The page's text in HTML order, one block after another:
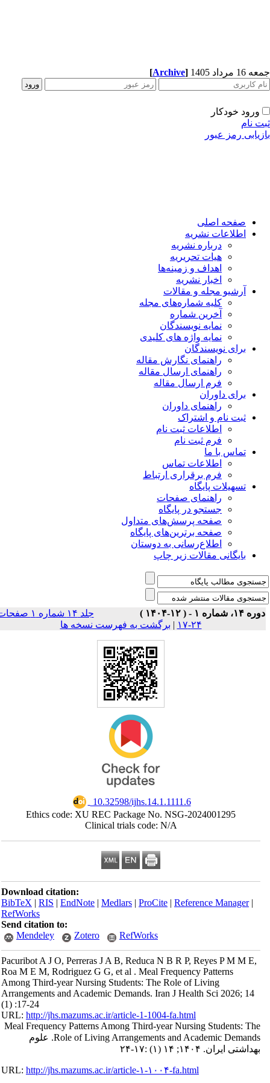
مرداد 1405 [Archive]
ورود خودکار
نام
رمز عبور
صفحه اصلی
اطلاعات نشریه
درباره نشریه
هیات تحریریه
اهداف و زمینه‌ها
اخبار نشریه
آرشیو مجله و مقالات
کلیه شماره‌های مجله
آخرین شماره
نمایه نویسندگان
نمایه واژه های کلیدی
برای نویسندگان
راهنمای نگارش مقاله
راهنمای ارسال مقاله
فرم ارسال مقاله
برای داوران
راهنمای داوران
ثبت نام و اشتراک
اطلاعات ثبت نام
فرم ثبت نام
تماس با ما
اطلاعات تماس
فرم برقراری ارتباط
تسهیلات پایگاه
راهنمای صفحات
جستجو در پایگاه
صفحه پرسش‌های متداول
صفحه برترین‌های پایگاه
اطلاع‌رسانی به دوستان
بایگانی مقالات زیر چاپ
۱۴، شماره ۱ - ( ۱۲-۱۴۰۴ )
جلد ۱۴ شماره ۱ صفحات
۲۴-۱۷
| برگشت به فهرست نسخه ها
‎ 10.32598/ijhs.14.1.1111.6
Ethics code: XU REC Package No. NSG-2024001295
Clinical trials code: N/A
Download citation:
BibTeX|RIS|EndNote|Medlars|ProCite|Reference Manager
RefWorks
Send citation to:
Mendeley
Zotero RefWorks
Pacuribot A J O, Perreras J A B, Reduca N B R P, Reyes P M M E,
Roa M E M, Rodriguez G G, et al . Meal Frequency Patterns
Among Third-year Nursing Students: The Role of Living
Arrangements and Academic Demands. Iran J Health Sci 2026; 14
(1) :17-24
URL:http://jhs.mazums.ac.ir/article-1-1004-fa.html
Meal Frequency Patterns Among Third-year Nursing Students: The
Role of Living Arrangements and Academic Demands. علوم
بهداشتی ایران. ۱۴۰۴; ۱۴ (۱) :۱۷-۲۴
URL:http://jhs.mazums.ac.ir/article-۱-۱۰۰۴-fa.html